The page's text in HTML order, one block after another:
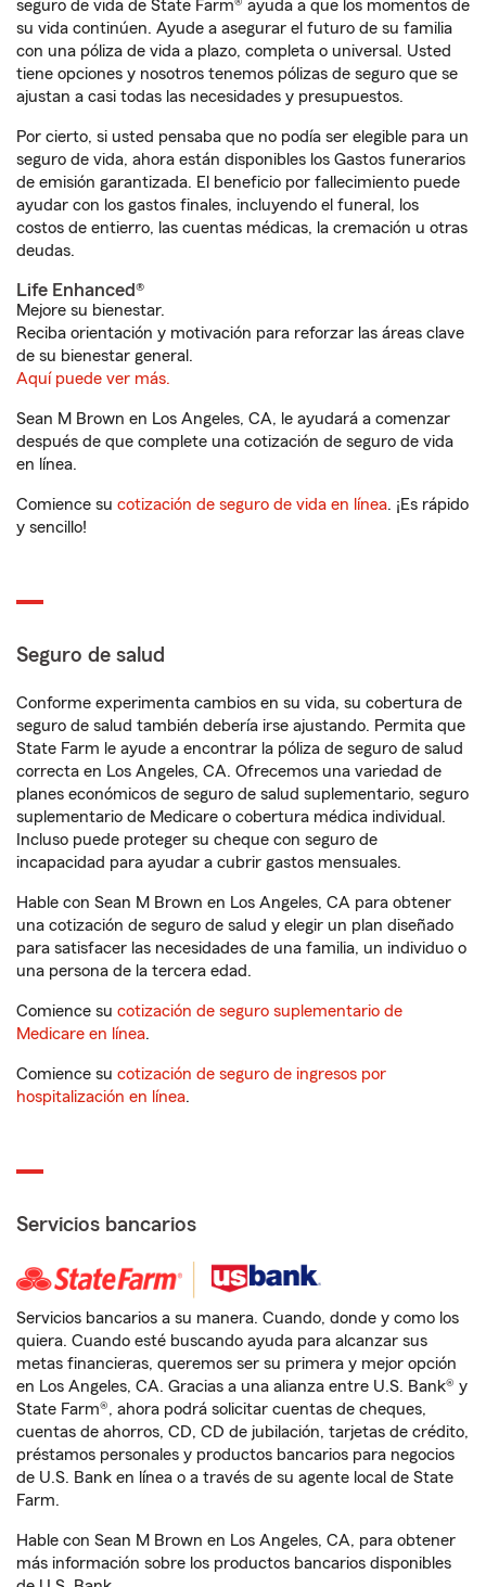
seguro de vida de State Farm® ayuda a que los momentos de
su vida continúen. Ayude a asegurar el futuro de su familia
con una póliza de vida a plazo, completa o universal. Usted
tiene opciones y nosotros tenemos pólizas de seguro que se
ajustan a casi todas las necesidades y presupuestos.
Por cierto, si usted pensaba que no podía ser elegible para un
seguro de vida, ahora están disponibles los Gastos funerarios
de emisión garantizada. El beneficio por fallecimiento puede
ayudar con los gastos finales, incluyendo el funeral, los
costos de entierro, las cuentas médicas, la cremación u otras
deudas.
Life Enhanced®
Mejore su bienestar.
Reciba orientación y motivación para reforzar las áreas clave
de su bienestar general.
Aquí puede ver más.
Sean M Brown en Los Angeles, CA, le ayudará a comenzar
después de que complete una cotización de seguro de vida
en línea.
Comience su cotización de seguro de vida en línea. ¡Es rápido
y sencillo!
Seguro de salud
Conforme experimenta cambios en su vida, su cobertura de
seguro de salud también debería irse ajustando. Permita que
State Farm le ayude a encontrar la póliza de seguro de salud
correcta en Los Angeles, CA. Ofrecemos una variedad de
planes económicos de seguro de salud suplementario, seguro
suplementario de Medicare o cobertura médica individual.
Incluso puede proteger su cheque con seguro de
incapacidad para ayudar a cubrir gastos mensuales.
Hable con Sean M Brown en Los Angeles, CA para obtener
una cotización de seguro de salud y elegir un plan diseñado
para satisfacer las necesidades de una familia, un individuo o
una persona de la tercera edad.
Comience su cotización de seguro suplementario de
Medicare en línea.
Comience su cotización de seguro de ingresos por
hospitalización en línea.
Servicios bancarios
Servicios bancarios a su manera. Cuando, donde y como los
quiera. Cuando esté buscando ayuda para alcanzar sus
metas financieras, queremos ser su primera y mejor opción
en Los Angeles, CA. Gracias a una alianza entre U.S. Bank® y
State Farm®, ahora podrá solicitar cuentas de cheques,
cuentas de ahorros, CD, CD de jubilación, tarjetas de crédito,
préstamos personales y productos bancarios para negocios
de U.S. Bank en línea o a través de su agente local de State
Farm.
Hable con Sean M Brown en Los Angeles, CA, para obtener
más información sobre los productos bancarios disponibles